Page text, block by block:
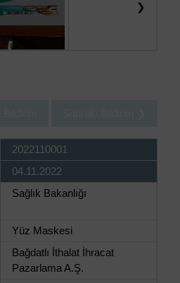
❯
2022110001
04.11.2022
Sağlık Bakanlığı
Yüz Maskesi
Bağdatlı İthalat İhracat
Pazarlama A.Ş.